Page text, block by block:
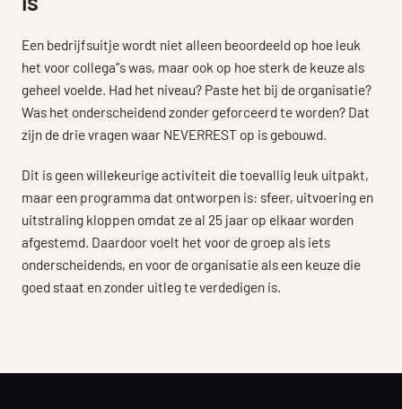
Een bedrijfsuitje wordt niet alleen beoordeeld op hoe leuk
het voor collega”s was, maar ook op hoe sterk de keuze als
geheel voelde. Had het niveau? Paste het bij de organisatie?
Was het onderscheidend zonder geforceerd te worden? Dat
zijn de drie vragen waar NEVERREST op is gebouwd.
Dit is geen willekeurige activiteit die toevallig leuk uitpakt,
maar een programma dat ontworpen is: sfeer, uitvoering en
uitstraling kloppen omdat ze al 25 jaar op elkaar worden
afgestemd. Daardoor voelt het voor de groep als iets
onderscheidends, en voor de organisatie als een keuze die
goed staat en zonder uitleg te verdedigen is.